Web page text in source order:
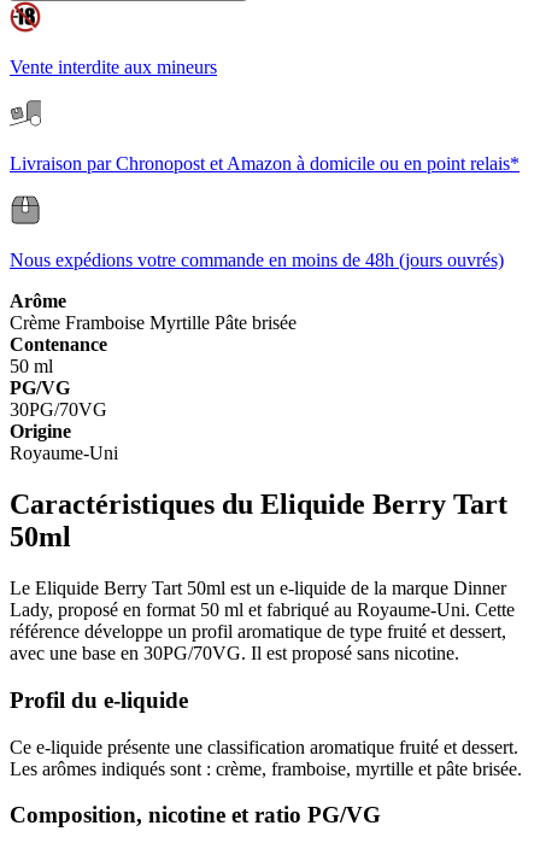
Vente interdite aux mineurs
Livraison par Chronopost et Amazon à domicile ou en point relais*
Nous expédions votre commande en moins de 48h (jours ouvrés)
Arôme
Crème Framboise Myrtille Pâte brisée
Contenance
50 ml
PG/VG
30PG/70VG
Origine
Royaume-Uni
Caractéristiques du Eliquide Berry Tart
50ml
Le Eliquide Berry Tart 50ml est un e-liquide de la marque Dinner
Lady, proposé en format 50 ml et fabriqué au Royaume-Uni. Cette
référence développe un profil aromatique de type fruité et dessert,
avec une base en 30PG/70VG. Il est proposé sans nicotine.
Profil du e-liquide
Ce e-liquide présente une classification aromatique fruité et dessert.
Les arômes indiqués sont : crème, framboise, myrtille et pâte brisée.
Composition, nicotine et ratio PG/VG